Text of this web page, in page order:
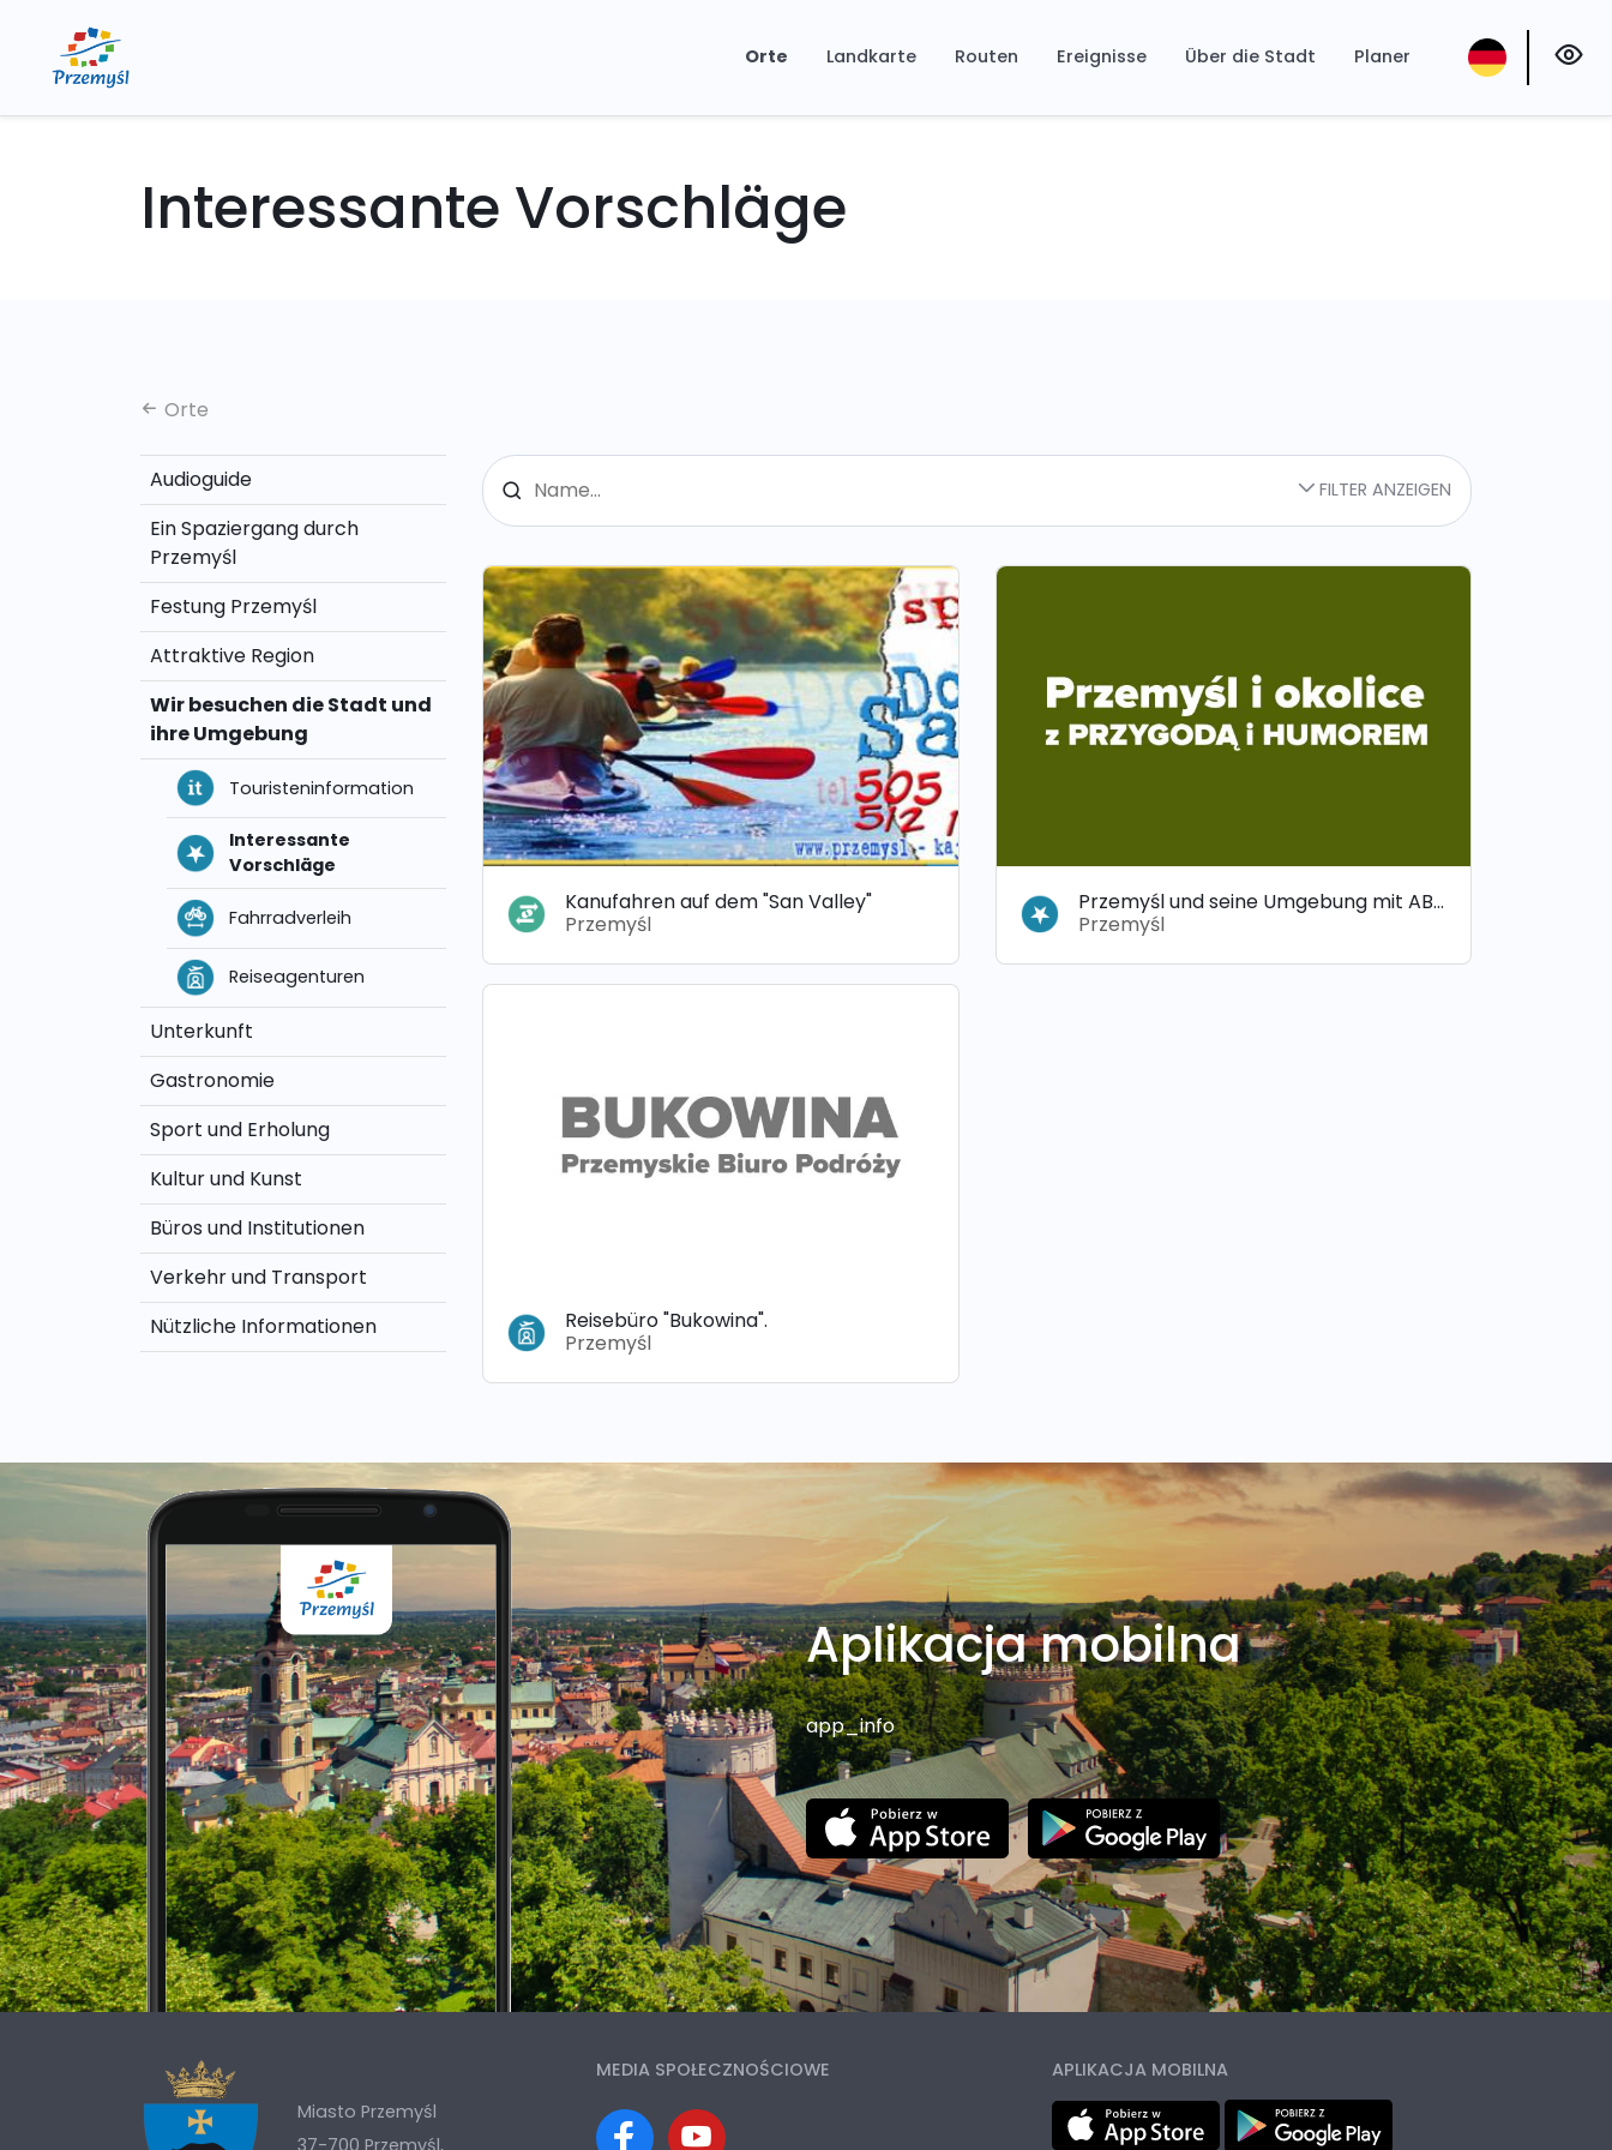
Orte Landkarte Routen Ereignisse Über die Stadt Planer
Interessante Vorschläge
Orte
FILTER ANZEIGEN
Kanufahren auf dem "San Valley"
Przemyśl
Przemyśl und seine Umgebung mit ABENTEUER und HUMOR
Przemyśl
Reisebüro "Bukowina".
Przemyśl
Audioguide
Ein Spaziergang durch
Przemyśl
Festung Przemyśl
Attraktive Region
Wir besuchen die Stadt und
ihre Umgebung
Touristeninformation
Interessante
Vorschläge
Fahrradverleih
Reiseagenturen
Unterkunft
Gastronomie
Sport und Erholung
Kultur und Kunst
Büros und Institutionen
Verkehr und Transport
Nützliche Informationen
Aplikacja mobilna
app_info
Miasto Przemyśl
37-700 Przemyśl,
MEDIA SPOŁECZNOŚCIOWE APLIKACJA MOBILNA